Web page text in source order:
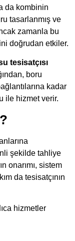
da kombinin
tasarlanmış ve
zamanla bu
doğrudan etkiler.
tesisatçısı
boru
kadar
ile hizmet verir.
şekilde tahliye
onarımı, sistem
da tesisatçının
hizmetler